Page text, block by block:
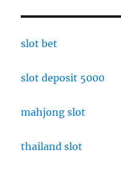
slot bet
slot deposit 5000
mahjong slot
thailand slot